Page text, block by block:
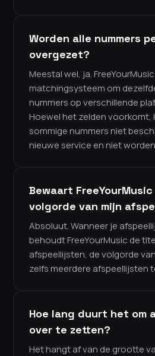
Worden alle nummers
overgezet?
Meestal wel, ja.
matchingsysteem om
nummers op verschillende
Hoewel het zelden voorkomt,
sommige nummers niet
nieuwe service en niet
Bewaart
volgorde van mijn
Absoluut. Wanneer je
behoudt FreeYourMusic de
afspeellijsten, de volgorde
zelfs meerdere afspeellijsten
Hoe lang duurt het om
over te zetten?
Het hangt af van de grootte